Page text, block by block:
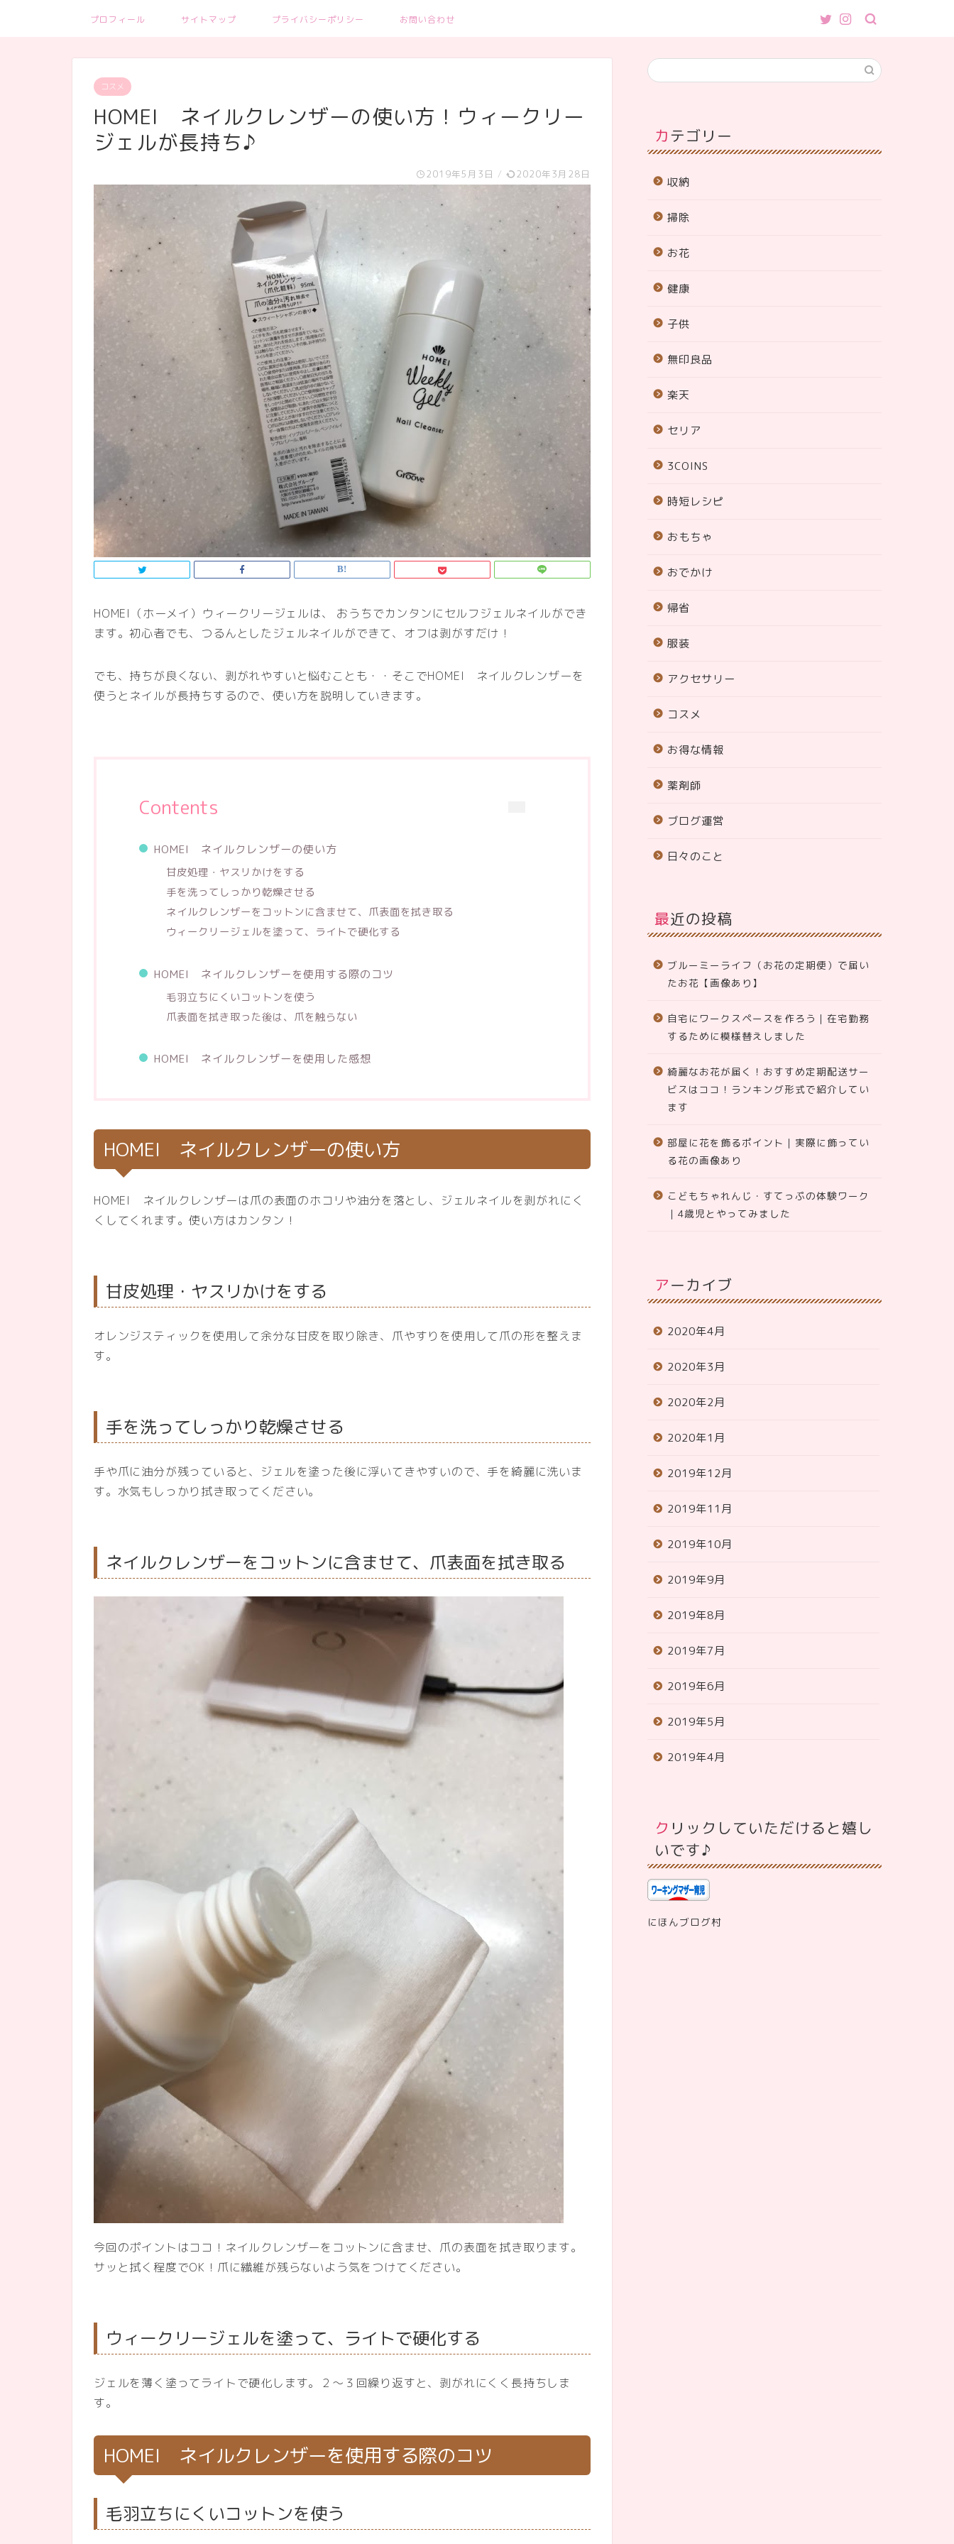
プロフィール サイトマップ プライバシーポリシー お問い合わせ
コスメ
HOMEI ネイルクレンザーの使い方！ウィークリー
ジェルが長持ち♪
2019年5月3日 / 2020年3月28日
HOMEI（ホーメイ）ウィークリージェルは、 おうちでカンタンにセルフジェルネイルができ
ます。初心者でも、つるんとしたジェルネイルができて、オフは剥がすだけ！
でも、持ちが良くない、剥がれやすいと悩むことも・・そこでHOMEI ネイルクレンザーを
使うとネイルが長持ちするので、使い方を説明していきます。
Contents
HOMEI ネイルクレンザーの使い方
甘皮処理・ヤスリかけをする
手を洗ってしっかり乾燥させる
ネイルクレンザーをコットンに含ませて、爪表面を拭き取る
ウィークリージェルを塗って、ライトで硬化する
HOMEI ネイルクレンザーを使用する際のコツ
毛羽立ちにくいコットンを使う
爪表面を拭き取った後は、爪を触らない
HOMEI ネイルクレンザーを使用した感想
HOMEI ネイルクレンザーの使い方
HOMEI ネイルクレンザーは爪の表面のホコリや油分を落とし、ジェルネイルを剥がれにく
くしてくれます。使い方はカンタン！
甘皮処理・ヤスリかけをする
オレンジスティックを使用して余分な甘皮を取り除き、爪やすりを使用して爪の形を整えま
す。
手を洗ってしっかり乾燥させる
手や爪に油分が残っていると、ジェルを塗った後に浮いてきやすいので、手を綺麗に洗いま
す。水気もしっかり拭き取ってください。
ネイルクレンザーをコットンに含ませて、爪表面を拭き取る
今回のポイントはココ！ネイルクレンザーをコットンに含ませ、爪の表面を拭き取ります。
サッと拭く程度でOK！爪に繊維が残らないよう気をつけてください。
ウィークリージェルを塗って、ライトで硬化する
ジェルを薄く塗ってライトで硬化します。２～３回繰り返すと、剥がれにくく長持ちしま
す。
HOMEI ネイルクレンザーを使用する際のコツ
毛羽立ちにくいコットンを使う
カテゴリー
収納
掃除
お花
健康
子供
無印良品
楽天
セリア
3COINS
時短レシピ
おもちゃ
おでかけ
帰省
服装
アクセサリー
コスメ
お得な情報
薬剤師
ブログ運営
日々のこと
最近の投稿
ブルーミーライフ（お花の定期便）で届い
たお花【画像あり】
自宅にワークスペースを作ろう｜在宅勤務
するために模様替えしました
綺麗なお花が届く！おすすめ定期配送サー
ビスはココ！ランキング形式で紹介してい
ます
部屋に花を飾るポイント｜実際に飾ってい
る花の画像あり
こどもちゃれんじ・すてっぷの体験ワーク
｜4歳児とやってみました
アーカイブ
2020年4月
2020年3月
2020年2月
2020年1月
2019年12月
2019年11月
2019年10月
2019年9月
2019年8月
2019年7月
2019年6月
2019年5月
2019年4月
クリックしていただけると嬉し
いです♪
にほんブログ村